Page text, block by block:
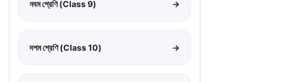
নবম শ্রেণি (Class 9) →
দশম শ্রেণি (Class 10) →